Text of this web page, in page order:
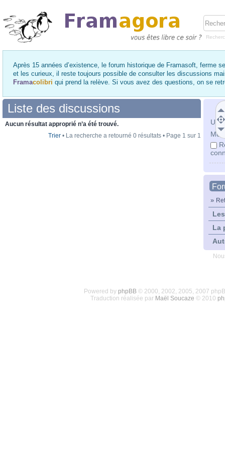
Après 15 années d’existence, le forum historique de Framasoft, ferme
et les curieux, il reste toujours possible de consulter les discussions
Framacolibri qui prend la relève. Si vous avez des questions, on se
Mot
»
La
Liste des discussions
Aucun résultat approprié n’a été trouvé.
Trier • La recherche a retourné 0 résultats • Page 1 sur 1
Powered by phpBB© 2000, 2002, 2005, 2007
Traduction réalisée par Maël Soucaze © 2010